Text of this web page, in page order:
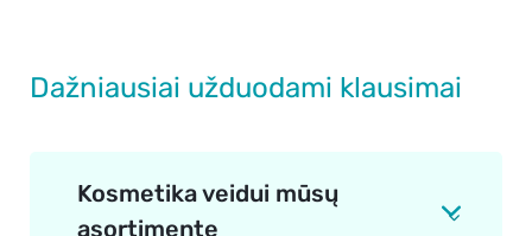
Dažniausiai užduodami klausimai
Kosmetika veidui mūsų
asortimente